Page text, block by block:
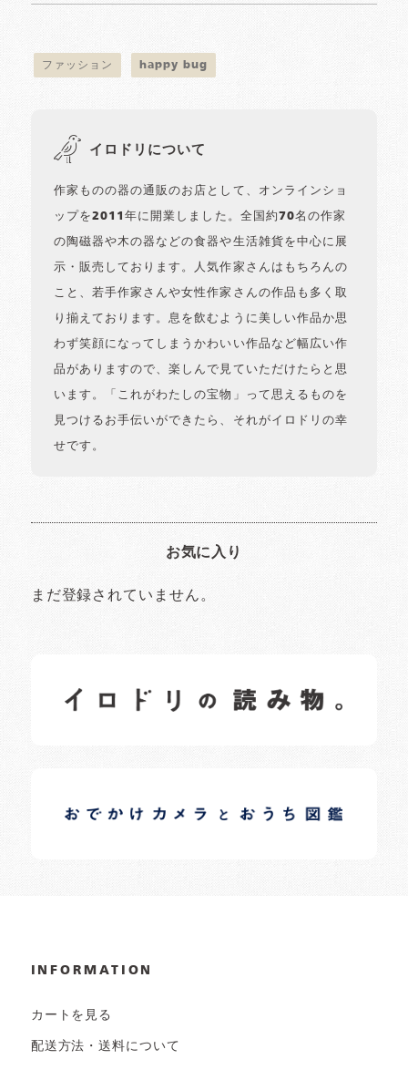
ファッション happy bug
イロドリについて
作家ものの器の通販のお店として、オンラインショ
ップを2011年に開業しました。全国約70名の作家
の陶磁器や木の器などの食器や生活雑貨を中心に展
示・販売しております。人気作家さんはもちろんの
こと、若手作家さんや女性作家さんの作品も多く取
り揃えております。息を飲むように美しい作品か思
わず笑顔になってしまうかわいい作品など幅広い作
品がありますので、楽しんで見ていただけたらと思
います。「これがわたしの宝物」って思えるものを
見つけるお手伝いができたら、それがイロドリの幸
せです。
お気に入り
まだ登録されていません。
日常の様子など随時更新中です。
日常の様子など随時更新中です。
INFORMATION
カートを見る
配送方法・送料について